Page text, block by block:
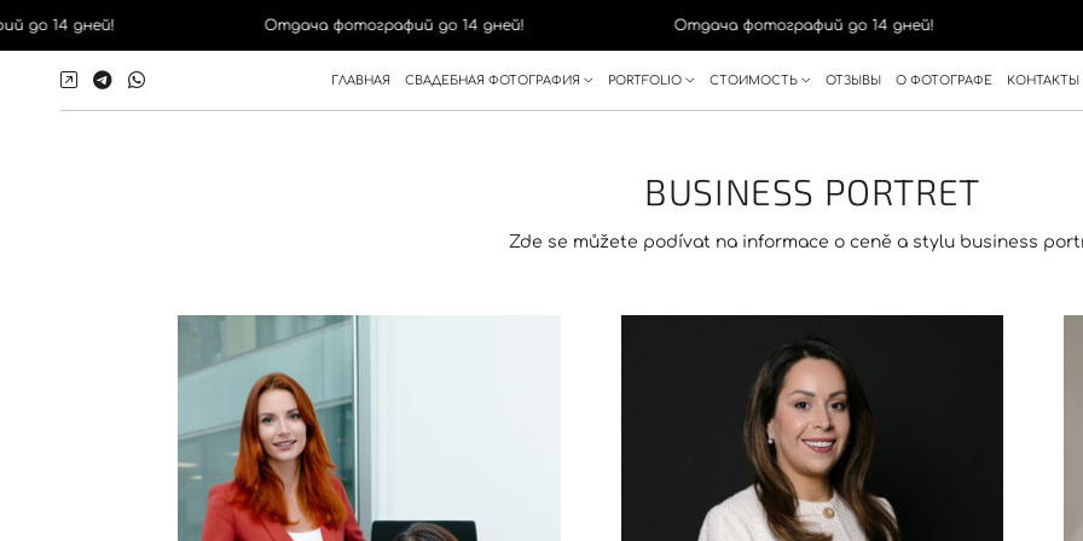
ГЛАВНАЯ СВАДЕБНАЯ ФОТОГРАФИЯ PORTFOLIO СТОИМОСТЬ ОТЗЫВЫ О ФОТОГРАФЕ КОНТАКТЫ
BUSINESS PORTRET
Zde se můžete podívat na informace o ceně a stylu business
до 14 дней! Отдача фотографий до 14 дней! Отдача фотографий до 14 дней!